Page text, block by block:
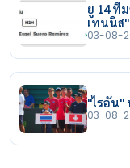
ยู 14 ที
เทนนิส
03-08-
"ไรอัน"
03-08-